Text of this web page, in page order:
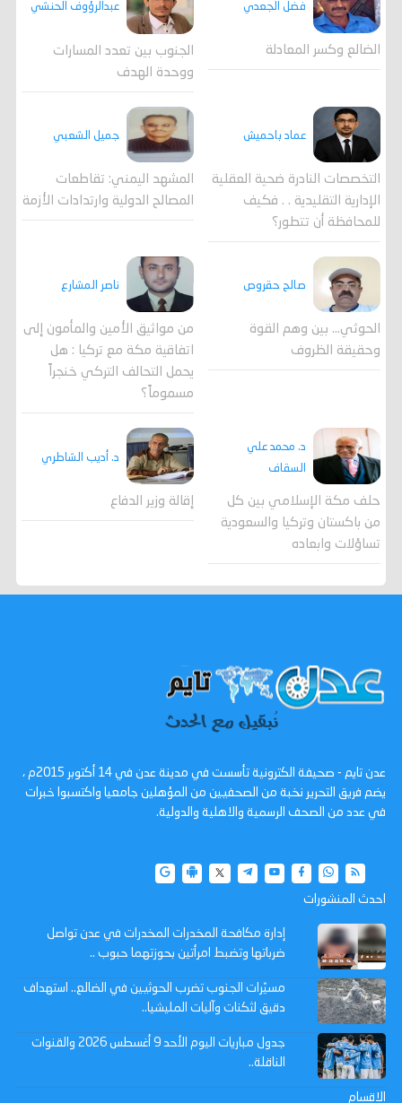
فضل الجعدي
الضالع وكسر المعادلة
عبدالرؤوف الحنشي
الجنوب بين تعدد المسارات
ووحدة الهدف
عماد باحميش
التخصصات النادرة ضحية العقلية
الإدارية التقليدية . . فكيف
للمحافظة أن تتطور؟
جميل الشعبي
المشهد اليمني: تقاطعات
المصالح الدولية وارتدادات الأزمة
صالح حقروص
الحوثي... بين وهم القوة
وحقيقة الظروف
ناصر المشارع
من مواثيق الأمين والمأمون إلى
اتفاقية مكة مع تركيا : هل
يحمل التحالف التركي خنجراً
مسموماً؟
د. محمد علي
السقاف
حلف مكة الإسلامي بين كل
من باكستان وتركيا والسعودية
تساؤلات وابعاده
د. أديب الشاطري
إقالة وزير الدفاع
عدن تايم - صحيفة الكترونية تأسست في مدينة عدن في 14 أكتوبر 2015م ،
يضم فريق التحرير نخبة من الصحفيين من المؤهلين جامعيا واكتسبوا خبرات
في عدد من الصحف الرسمية والاهلية والدولية.
احدث المنشورات
إدارة مكافحة المخدرات المخدرات في عدن تواصل
ضرباتها وتضبط امرأتين بحوزتهما حبوب ..
مسيّرات الجنوب تضرب الحوثيين في الضالع.. استهداف
دقيق لثكنات وآليات المليشيا..
جدول مباريات اليوم الأحد 9 أغسطس 2026 والقنوات
الناقلة..
الاقسام